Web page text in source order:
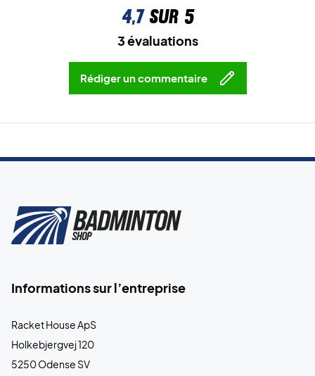
4,7sur 5
3 évaluations
Rédiger un commentaire
Informations sur l’entreprise
Racket House ApS
Holkebjergvej 120
5250 Odense SV